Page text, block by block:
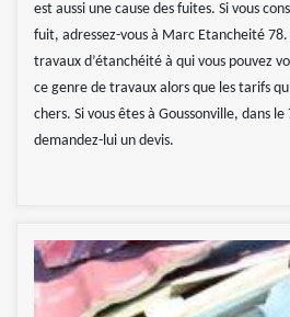
est aussi une cause des fuites. Si vous
fuit, adressez-vous à Marc Etancheité 78.
travaux d’étanchéité à qui vous pouvez
ce genre de travaux alors que les tarifs
chers. Si vous êtes à Goussonville, dans
demandez-lui un devis.